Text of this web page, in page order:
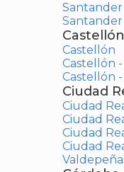
Santander
Castellón
Castellón
Castellón -
Castellón
Ciudad
Ciudad
Ciudad
Ciudad
Ciudad